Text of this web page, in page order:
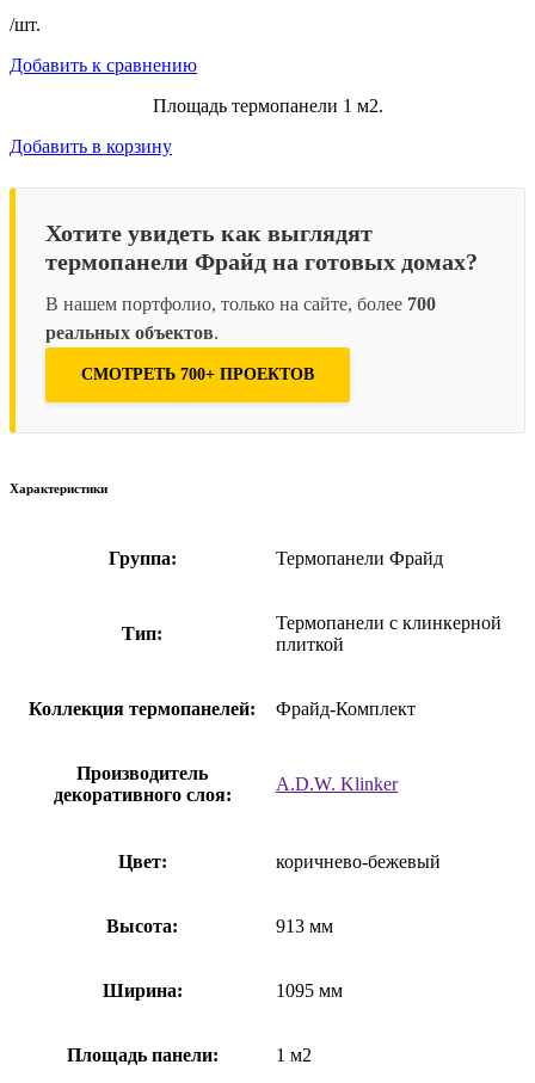
/шт.
Добавить к сравнению
Площадь термопанели 1 м2.
Добавить в корзину
Хотите увидеть как выглядят
термопанели Фрайд на готовых домах?
В нашем портфолио, только на сайте, более 700
реальных объектов.
СМОТРЕТЬ 700+ ПРОЕКТОВ
Характеристики
Группа: Термопанели Фрайд
Тип:
Термопанели с клинкерной
плиткой
Коллекция термопанелей: Фрайд-Комплект
Производитель
декоративного слоя:
A.D.W. Klinker
Цвет: коричнево-бежевый
Высота: 913 мм
Ширина: 1095 мм
Площадь панели: 1 м2